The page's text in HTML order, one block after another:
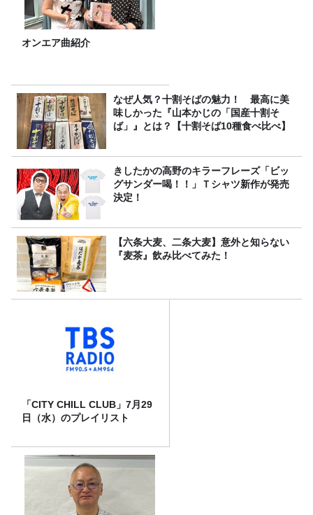
オンエア曲紹介
なぜ人気？十割そばの魅力！ 最高に美
味しかった『山本かじの「国産十割そ
ば」』とは？【十割そば10種食べ比べ】
きしたかの高野のキラーフレーズ「ビッ
グサンダー喝！！」Ｔシャツ新作が発売
決定！
【六条大麦、二条大麦】意外と知らない
『麦茶』飲み比べてみた！
「CITY CHILL CLUB」7月29
日（水）のプレイリスト